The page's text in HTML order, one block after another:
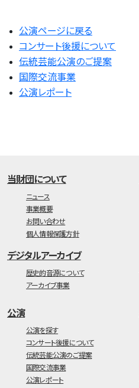
公演ページに戻る
コンサート後援について
伝統芸能公演のご提案
国際交流事業
公演レポート
当財団について
ニュース
事業概要
お問い合わせ
個人情報保護方針
デジタルアーカイブ
歴史的音源について
アーカイブ事業
公演
公演を探す
コンサート後援について
伝統芸能公演のご提案
国際交流事業
公演レポート